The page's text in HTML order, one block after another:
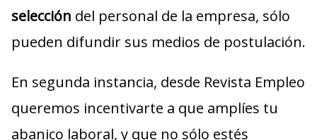
selección del personal de la empresa, sólo
pueden difundir sus medios de postulación.
En segunda instancia, desde Revista Empleo
queremos incentivarte a que amplíes tu
abanico laboral, y que no sólo estés